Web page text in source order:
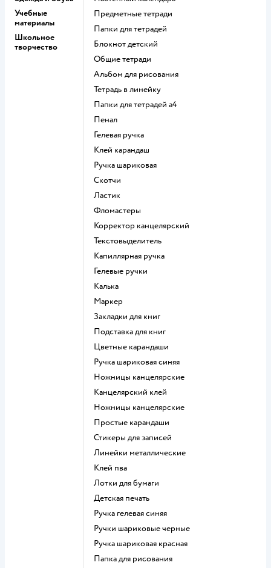
Учебные
материалы
Школьное
творчество
Предметные тетради
Папки для тетрадей
Блокнот детский
Общие тетради
Альбом для рисования
Тетрадь в линейку
Папки для тетрадей а4
Пенал
Гелевая ручка
Клей карандаш
Ручка шариковая
Скотчи
Ластик
Фломастеры
Корректор канцелярский
Текстовыделитель
Капиллярная ручка
Гелевые ручки
Калька
Маркер
Закладки для книг
Подставка для книг
Цветные карандаши
Ручка шариковая синяя
Ножницы канцелярские
Канцелярский клей
Ножницы канцелярские
Простые карандаши
Стикеры для записей
Линейки металлические
Клей пва
Лотки для бумаги
Детская печать
Ручка гелевая синяя
Ручки шариковые черные
Ручка шариковая красная
Папка для рисования